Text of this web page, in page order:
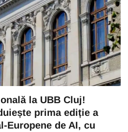
la UBB Cluj!
prima ediție a
Europene de AI, cu